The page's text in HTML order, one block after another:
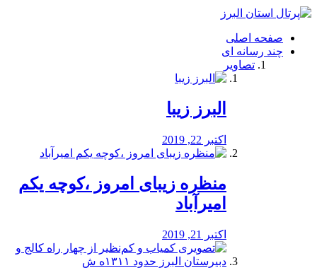
فصد
شرق
تهران
خشکشویی
صفحه اصلی
چند رسانه ای
تصاویر
البرز زیبا
اکتبر 22, 2019
منظره‌‌ زیبای امروز ،کوچه یکم
امیرآباد
اکتبر 21, 2019